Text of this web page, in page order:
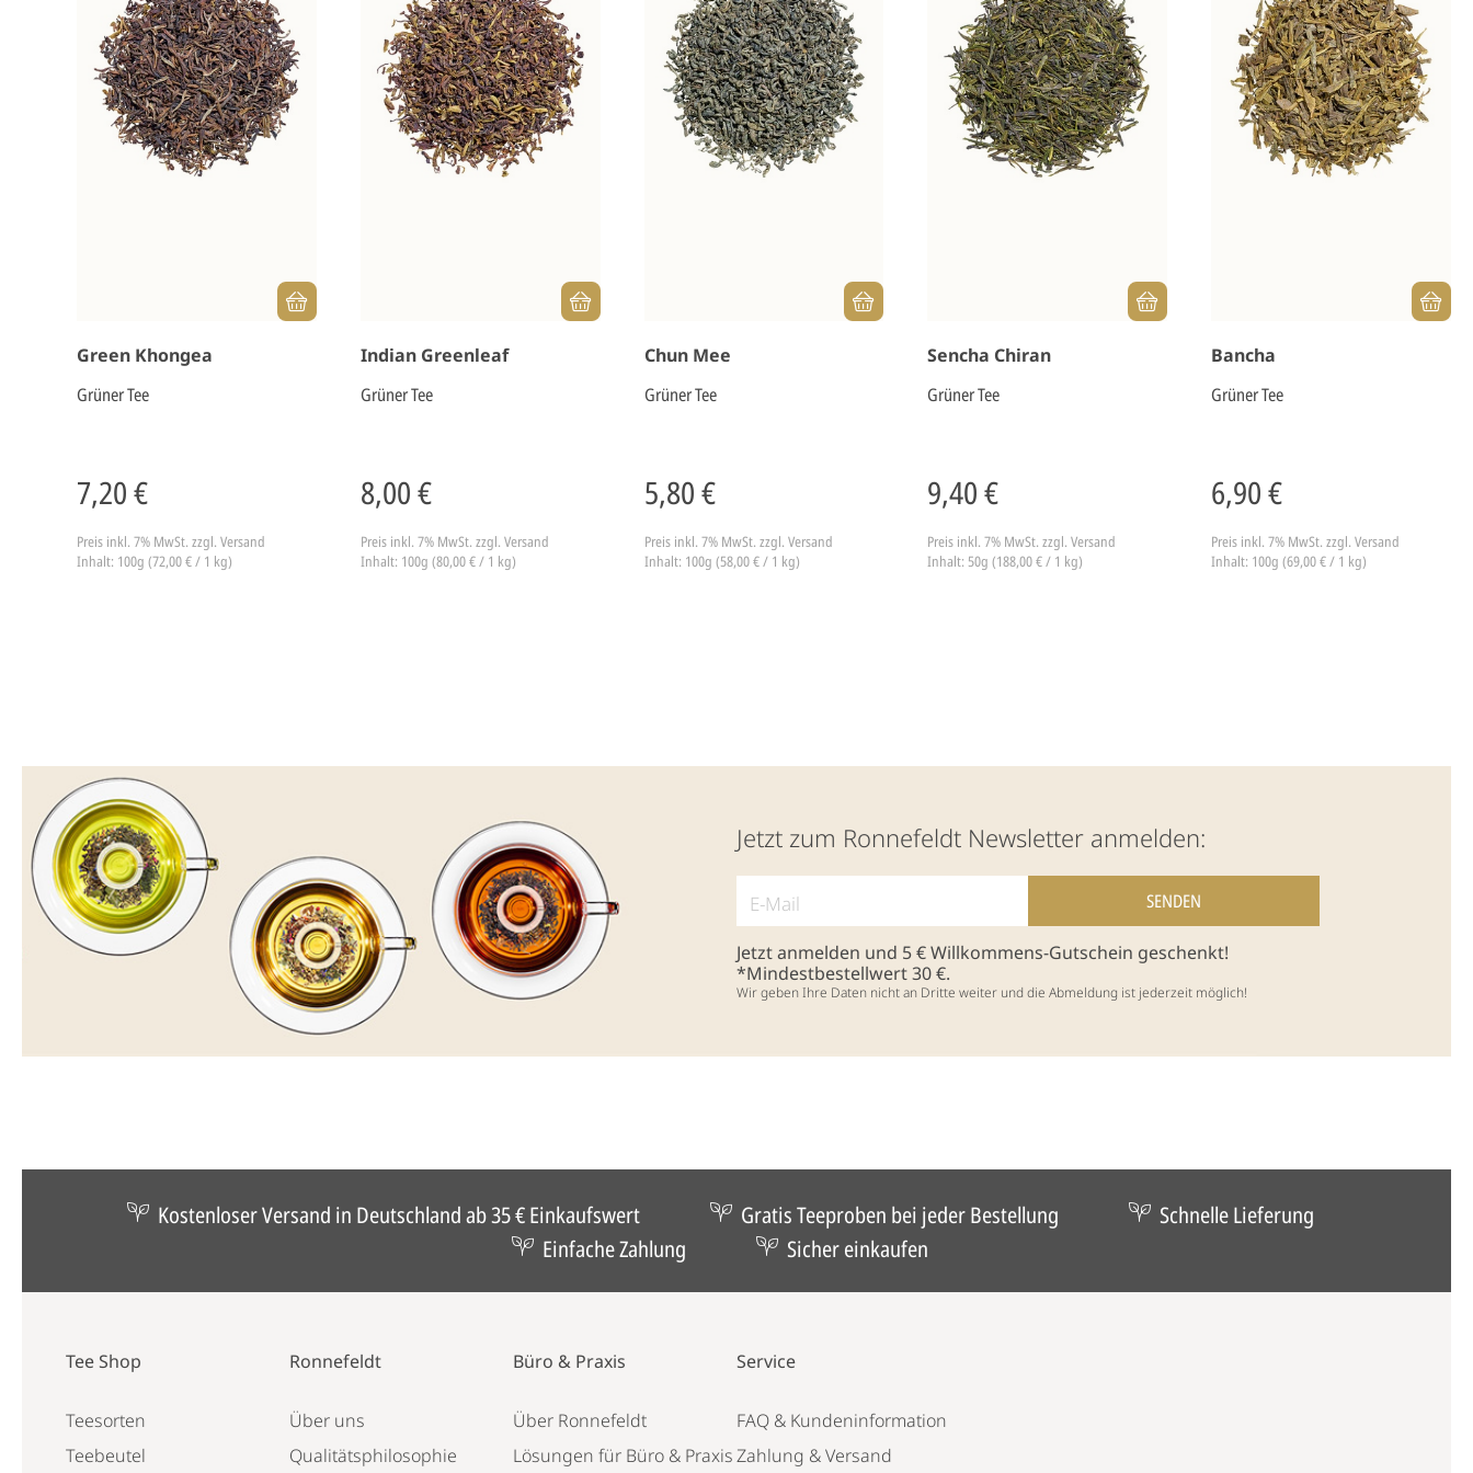
Green Khongea
Grüner Tee
7,20 €
Preis inkl. 7% MwSt. zzgl. Versand
Inhalt: 100g (72,00 € / 1 kg)
Indian Greenleaf
Grüner Tee
8,00 €
Preis inkl. 7% MwSt. zzgl. Versand
Inhalt: 100g (80,00 € / 1 kg)
Chun Mee
Grüner Tee
5,80 €
Preis inkl. 7% MwSt. zzgl. Versand
Inhalt: 100g (58,00 € / 1 kg)
Sencha Chiran
Grüner Tee
9,40 €
Preis inkl. 7% MwSt.zzgl. Versand
Inhalt: 50g (188,00 € / 1 kg)
Bancha
Grüner Tee
6,90 €
Preis inkl. 7% MwSt.zzgl. Versand
Inhalt: 100g (69,00 € / 1 kg)
Jetzt zum Ronnefeldt Newsletter anmelden:
Jetzt anmelden und 5 € Willkommens-Gutschein geschenkt!
*Mindestbestellwert 30 €.
Wir geben Ihre Daten nicht an Dritte weiter und die Abmeldung ist jederzeit möglich!
Kostenloser Versand in Deutschland ab 35 € Einkaufswert Gratis Teeproben bei jeder Bestellung
Schnelle Lieferung
Einfache Zahlung
Sicher einkaufen
Tee Shop
Teesorten
Teebeutel
Ronnefeldt
Über uns
Qualitätsphilosophie
Büro & Praxis
Über Ronnefeldt
Lösungen für Büro & Praxis
Service
FAQ & Kundeninformation
Zahlung & Versand